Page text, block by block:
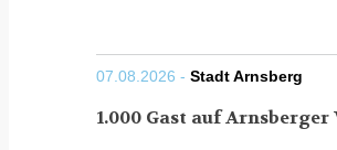
07.08.2026 - Stadt Arnsberg
1.000 Gast auf